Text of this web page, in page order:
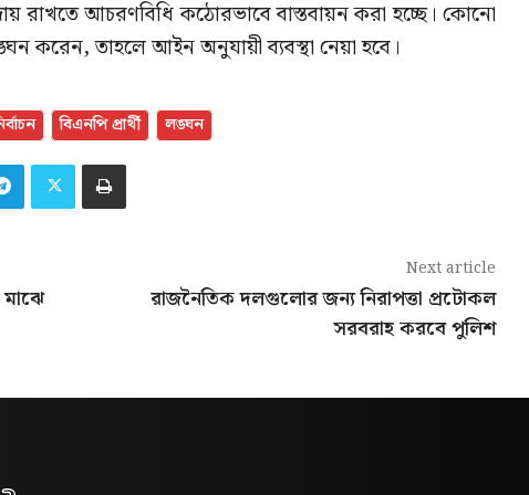
রাখতে আচরণবিধি কঠোরভাবে বাস্তবায়ন করা হচ্ছে। কোনো
করেন, তাহলে আইন অনুযায়ী ব্যবস্থা নেয়া হবে।
বিএনপি প্রার্থী লঙ্ঘন
মাঝে
Next article
রাজনৈতিক দলগুলোর জন্য নিরাপত্তা প্রটোকল
সরবরাহ করবে পুলিশ